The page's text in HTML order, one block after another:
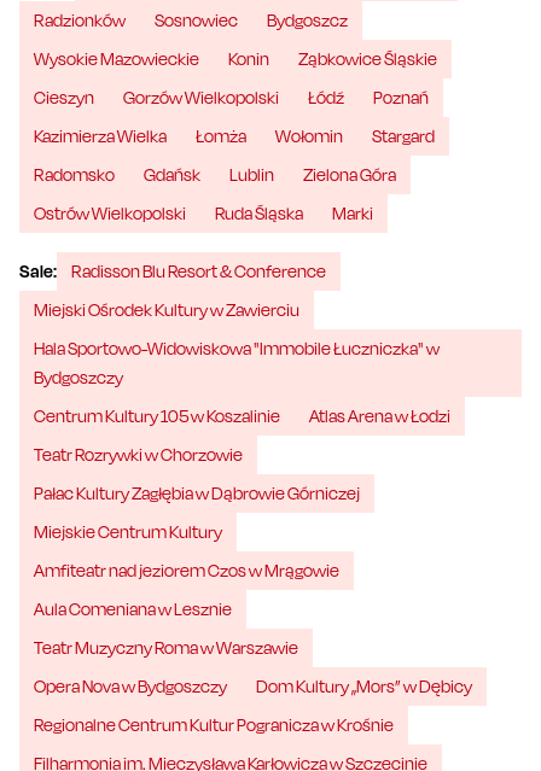
Radzionków
Sosnowiec
Bydgoszcz
Wysokie Mazowieckie
Konin
Ząbkowice Śląskie
Cieszyn
Gorzów Wielkopolski Łódź
Poznań
Kazimierza Wielka
Łomża Wołomin
Stargard
Radomsko
Gdańsk Lublin
Zielona Góra
Ostrów Wielkopolski
Ruda Śląska Marki
Sale:
Radisson Blu Resort & Conference
Miejski Ośrodek Kultury w Zawierciu
Hala Sportowo-Widowiskowa "Immobile Łuczniczka" w
Bydgoszczy
Centrum Kultury 105 w Koszalinie
Atlas Arena w Łodzi
Teatr Rozrywki w Chorzowie
Pałac Kultury Zagłębia w Dąbrowie Górniczej
Miejskie Centrum Kultury
Amfiteatr nad jeziorem Czos w Mrągowie
Aula Comeniana w Lesznie
Teatr Muzyczny Roma w Warszawie
Opera Nova w Bydgoszczy
Dom Kultury „Mors” w Dębicy
Regionalne Centrum Kultur Pogranicza w Krośnie
Filharmonia im. Mieczysława Karłowicza w Szczecinie